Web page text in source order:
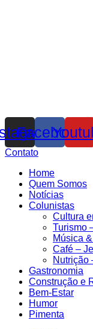
Facebook
Contato
Home
Quem Somos
Notícias
Colunistas
Cultura
Turismo
Música
Café –
Nutrição
Gastronomia
Construção e
Bem-Estar
Humor
Pimenta